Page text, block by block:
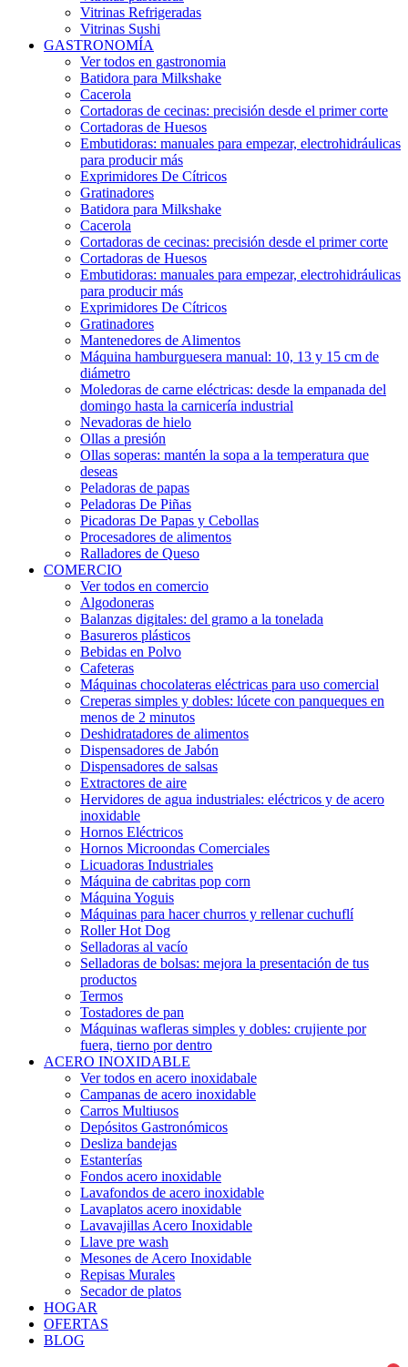
Vitrinas Refrigeradas
Vitrinas Sushi
GASTRONOMÍA
Ver todos en gastronomia
Batidora para Milkshake
Cacerola
Cortadoras de cecinas: precisión desde el primer corte
Cortadoras de Huesos
Embutidoras: manuales para empezar, electrohidráulicas
para producir más
Exprimidores De Cítricos
Gratinadores
Batidora para Milkshake
Cacerola
Cortadoras de cecinas: precisión desde el primer corte
Cortadoras de Huesos
Embutidoras: manuales para empezar, electrohidráulicas
para producir más
Exprimidores De Cítricos
Gratinadores
Mantenedores de Alimentos
Máquina hamburguesera manual: 10, 13 y 15 cm de
diámetro
Moledoras de carne eléctricas: desde la empanada del
domingo hasta la carnicería industrial
Nevadoras de hielo
Ollas a presión
Ollas soperas: mantén la sopa a la temperatura que
deseas
Peladoras de papas
Peladoras De Piñas
Picadoras De Papas y Cebollas
Procesadores de alimentos
Ralladores de Queso
COMERCIO
Ver todos en comercio
Algodoneras
Balanzas digitales: del gramo a la tonelada
Basureros plásticos
Bebidas en Polvo
Cafeteras
Máquinas chocolateras eléctricas para uso comercial
Creperas simples y dobles: lúcete con panqueques en
menos de 2 minutos
Deshidratadores de alimentos
Dispensadores de Jabón
Dispensadores de salsas
Extractores de aire
Hervidores de agua industriales: eléctricos y de acero
inoxidable
Hornos Eléctricos
Hornos Microondas Comerciales
Licuadoras Industriales
Máquina de cabritas pop corn
Máquina Yoguis
Máquinas para hacer churros y rellenar cuchuflí
Roller Hot Dog
Selladoras al vacío
Selladoras de bolsas: mejora la presentación de tus
productos
Termos
Tostadores de pan
Máquinas wafleras simples y dobles: crujiente por
fuera, tierno por dentro
ACERO INOXIDABLE
Ver todos en acero inoxidabale
Campanas de acero inoxidable
Carros Multiusos
Depósitos Gastronómicos
Desliza bandejas
Estanterías
Fondos acero inoxidable
Lavafondos de acero inoxidable
Lavaplatos acero inoxidable
Lavavajillas Acero Inoxidable
Llave pre wash
Mesones de Acero Inoxidable
Repisas Murales
Secador de platos
HOGAR
OFERTAS
BLOG